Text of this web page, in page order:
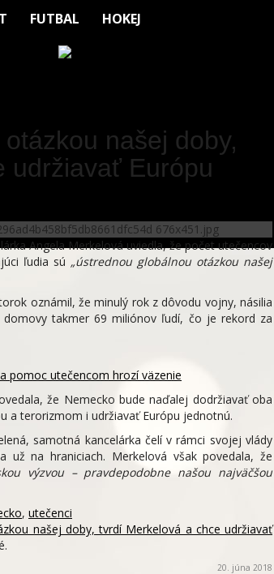
FUTBAL HOKEJ
našej doby,
udržiavať Európu
Angela Merkelová uviedla, že počet utečencov
ľudia sú „ústrednou globálnou otázkou našej
oznámil, že minulý rok z dôvodu vojny, násilia
takmer 69 miliónov ľudí, čo je rekord za
pomoc utečencom hrozí väzenie
že Nemecko bude naďalej dodržiavať oba
a terorizmom i udržiavať Európu jednotnú.
samotná kancelárka čelí v rámci svojej vlády
už na hraniciach. Merkelová však povedala, že
výzvou – pravdepodobne našou najväčšou
, utečenci
našej doby, tvrdí Merkelová a chce udržiavať
20. júna 2018